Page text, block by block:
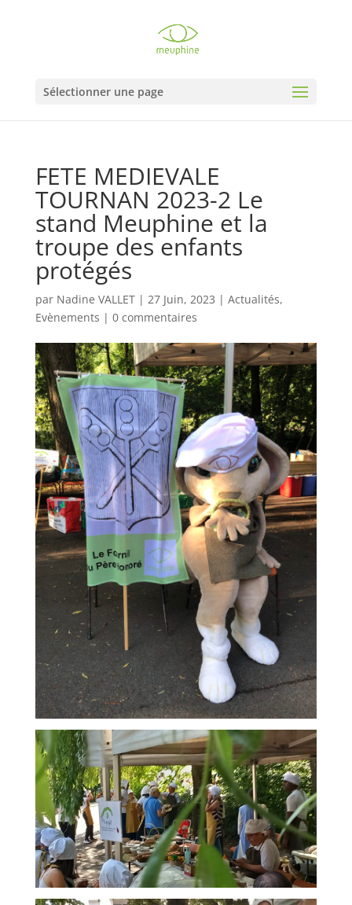
Sélectionner une page
FETE MEDIEVALE
TOURNAN 2023-2 Le
stand Meuphine et la
troupe des enfants
protégés
par Nadine VALLET| 27 Juin, 2023 | Actualités,
Evènements | 0 commentaires